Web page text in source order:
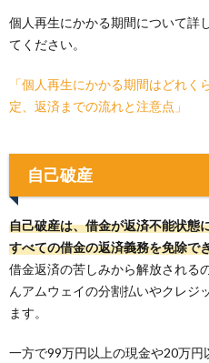
個人再生にかかる期間について詳
てください。
「個人再生にかかる期間はどれ
定、返済までの流れと注意点」
自己破産
自己破産は、借金が返済不能状態
すべての借金の返済義務を免除で
借金返済の苦しみから解放される
んアムウェイの分割払いやクレジ
ます。
一方で99万円以上の現金や20万